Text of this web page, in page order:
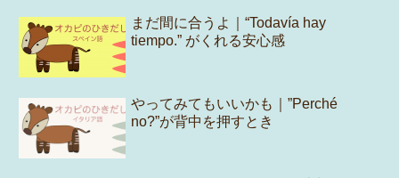
まだ間に合うよ｜“Todavía hay
tiempo.” がくれる安心感
やってみてもいいかも｜”Perché
no?”が背中を押すとき